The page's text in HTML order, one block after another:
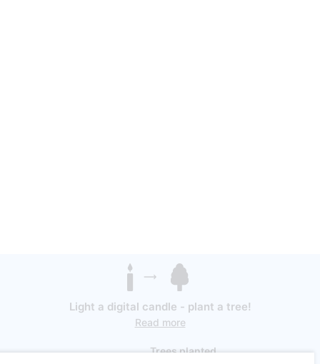
Light a digital candle - plant a tree!
Read more
Trees planted